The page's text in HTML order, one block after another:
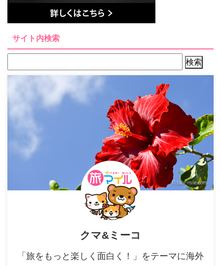
サイト内検索
クマ&ミーコ
「旅をもっと楽しく面白く！」をテーマに海外